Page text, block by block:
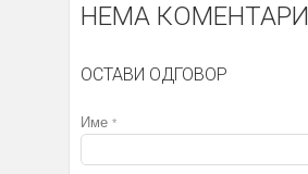
НЕМА КОМЕНТАРИ
ОСТАВИ ОДГОВОР
Име *